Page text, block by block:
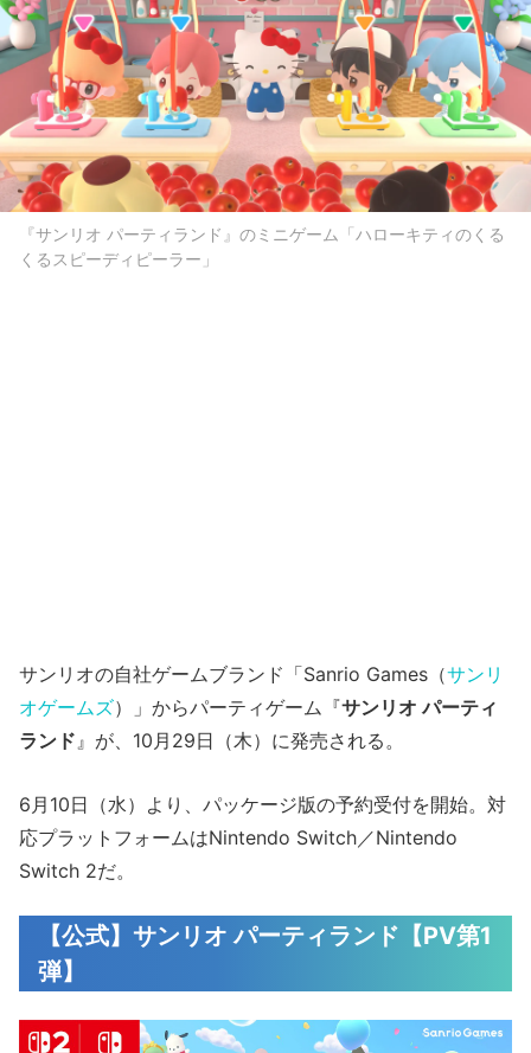
『サンリオ パーティランド』のミニゲーム「ハローキティのくる
くるスピーディピーラー」
サンリオの自社ゲームブランド「Sanrio Games（サンリ
オゲームズ）」からパーティゲーム『サンリオ パーティ
ランド』が、10月29日（木）に発売される。
6月10日（水）より、パッケージ版の予約受付を開始。対
応プラットフォームはNintendo Switch／Nintendo
Switch 2だ。
【公式】サンリオ パーティランド【PV第1
弾】